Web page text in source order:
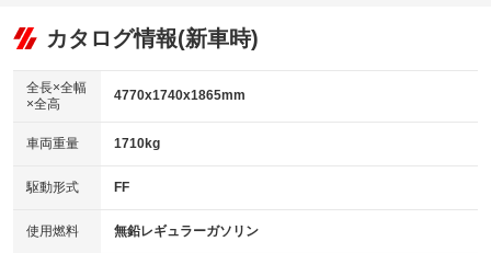
リフトアップ
：装備なし
：装備なし
パワーウィンドウ
アイドリングストップ
：装備あり
USB入力端子
：装備あり
100V電源
：装備なし
ビジュアル
：装備なし
：装備なし
革シート
キーレス
HID(キセノンライト)
：装備なし
バックカメラ
：装備あり
カタログ情報(新車時)
全長×全幅
×全高
4770x1740x1865mm
車両重量 1710kg
駆動形式 FF
使用燃料 無鉛レギュラーガソリン